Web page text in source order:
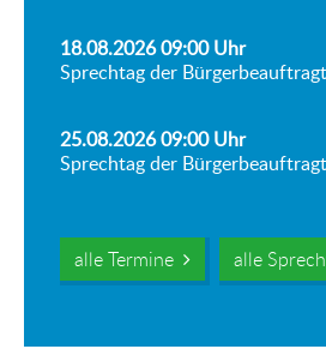
18.08.2026 09:00Uhr
Sprechtag der
25.08.2026 09:00Uhr
Sprechtag der
alle Termine alle